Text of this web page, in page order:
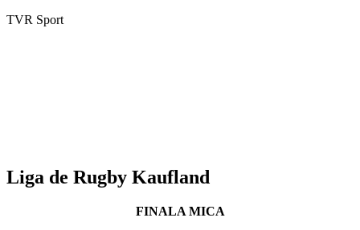
TVR Sport
Liga de Rugby Kaufland
FINALA MICA